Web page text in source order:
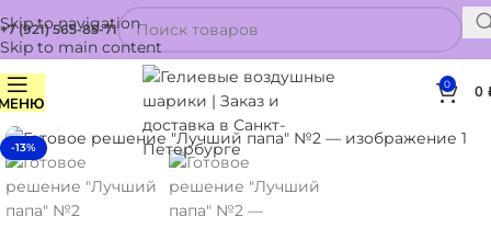
Skip to navigation
Skip to main content
+7 (921) 565-85-71
0 0
-13%
Нажмите, чтобы увеличить